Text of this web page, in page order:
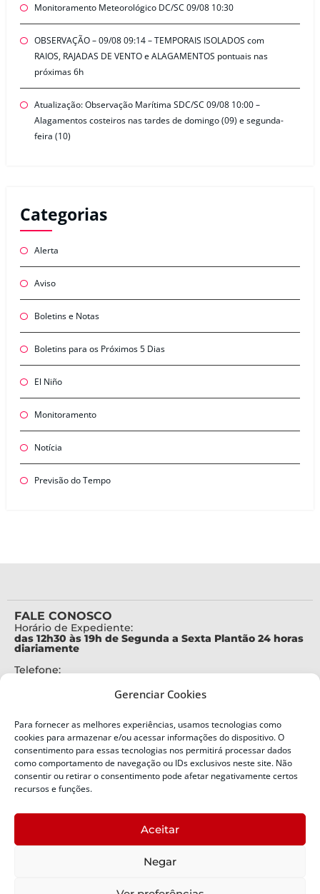
Gerenciar Cookies
Para fornecer as melhores experiências, usamos tecnologias como
cookies para armazenar e/ou acessar informações do dispositivo. O
consentimento para essas tecnologias nos permitirá processar dados
como comportamento de navegação ou IDs exclusivos neste site. Não
consentir ou retirar o consentimento pode afetar negativamente certos
recursos e funções.
Aceitar
Negar
Monitoramento Meteorológico DC/SC 09/08 10:30
OBSERVAÇÃO – 09/08 09:14 – TEMPORAIS ISOLADOS com
RAIOS, RAJADAS DE VENTO e ALAGAMENTOS pontuais nas
próximas 6h
Atualização: Observação Marítima SDC/SC 09/08 10:00 –
Alagamentos costeiros nas tardes de domingo (09) e segunda-
feira (10)
Categorias
Alerta
Aviso
Boletins e Notas
Boletins para os Próximos 5 Dias
El Niño
Monitoramento
Notícia
Previsão do Tempo
FALE CONOSCO
Horário de Expediente:
das 12h30 às 19h de Segunda a Sexta Plantão 24 horas
diariamente
Telefone:
Alertas Defesa Civil:
SMS 40199
ENDEREÇO
Defesa Civil do Estado de Santa Catarina
Bairro:
Capoeiras, Florianópolis, SC